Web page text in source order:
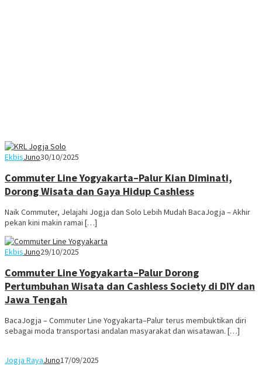
EkbisJuno30/10/2025
Commuter Line Yogyakarta–Palur Kian Diminati,
Dorong Wisata dan Gaya Hidup Cashless
Naik Commuter, Jelajahi Jogja dan Solo Lebih Mudah BacaJogja – Akhir
pekan kini makin ramai […]
EkbisJuno29/10/2025
Commuter Line Yogyakarta–Palur Dorong
Pertumbuhan Wisata dan Cashless Society di DIY dan
Jawa Tengah
BacaJogja – Commuter Line Yogyakarta–Palur terus membuktikan diri
sebagai moda transportasi andalan masyarakat dan wisatawan. […]
Jogja RayaJuno17/09/2025